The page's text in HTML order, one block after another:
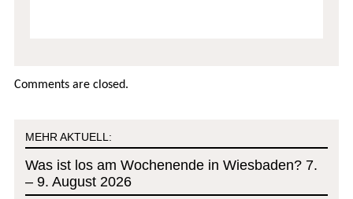
Comments are closed.
MEHR AKTUELL:
Was ist los am Wochenende in Wiesbaden? 7.
– 9. August 2026